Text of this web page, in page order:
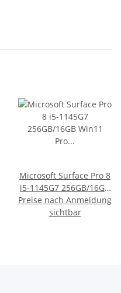
Microsoft Surface Pro 8
i5-1145G7 256GB/16GB
Win11 Pro LTE (2021) -
Weiße Punkte im
Preise nach Anmeldung
sichtbar